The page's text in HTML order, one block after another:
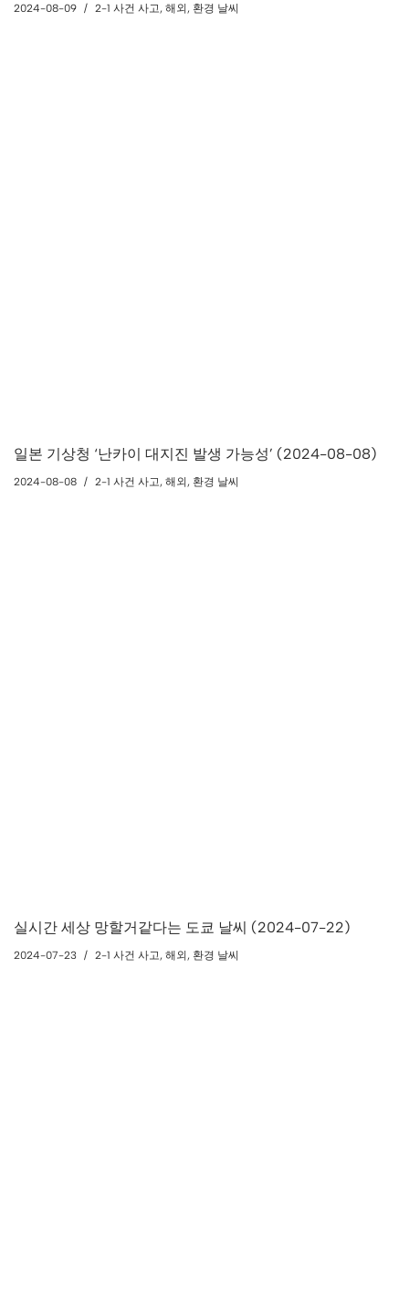
2024-08-09 2-1 사건 사고, 해외, 환경 날씨
일본 기상청 ‘난카이 대지진 발생 가능성’ (2024-08-08)
2024-08-08 2-1 사건 사고, 해외, 환경 날씨
실시간 세상 망할거같다는 도쿄 날씨 (2024-07-22)
2024-07-23 2-1 사건 사고, 해외, 환경 날씨